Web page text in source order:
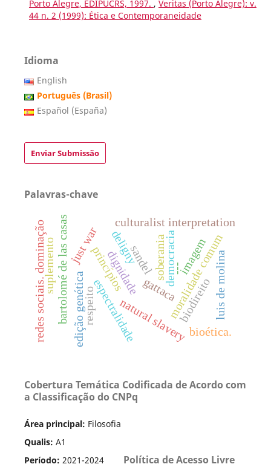
Porto Alegre, EDIPUCRS, 1997. , Veritas (Porto Alegre): v.
44 n. 2 (1999): Ética e Contemporaneidade
Idioma
English
Português (Brasil)
Español (España)
Enviar Submissão
Palavras-chave
---
gattacamoralidade comum
dignidade
princípios
biodireito
espectralidade
democracia
soberania
sandel
culturalist interpretation
just war
natural slavery
bartolomé de las casas respeito luis de molina
edição genética
imagem
deligny
suplemento
r
e
d
e
s
s
o
c
i
a
i
s
.
d
o
m
i
n
a
ç
ã
o
bioética.
Cobertura Temática Codificada de Acordo com
a Classificação do CNPq
Área principal: Filosofia
Qualis: A1
Período: 2021-2024 Política de Acesso Livre